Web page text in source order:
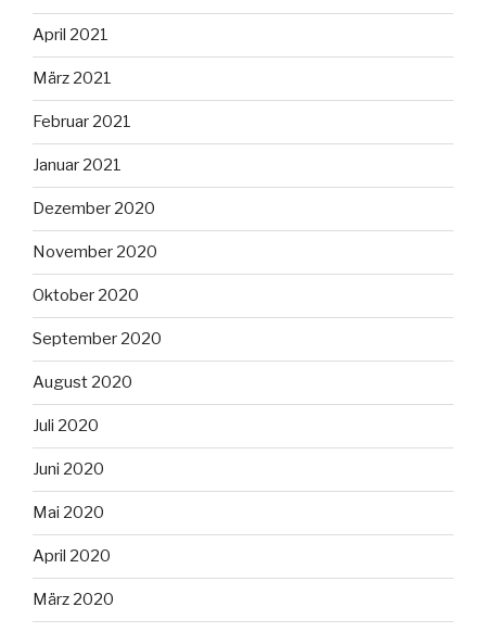
April 2021
März 2021
Februar 2021
Januar 2021
Dezember 2020
November 2020
Oktober 2020
September 2020
August 2020
Juli 2020
Juni 2020
Mai 2020
April 2020
März 2020